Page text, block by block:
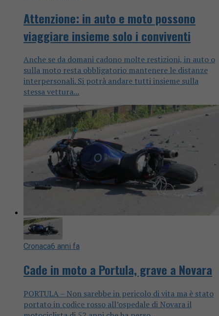
Attenzione: in auto e moto possono
viaggiare insieme solo i conviventi
Anche se da domani cadono molte restizioni, in auto o
sulla moto resta obbligatorio mantenere le distanze
interpersonali. Si potrà andare tutti insieme sulla
stessa vettura...
Cronaca6 anni fa
Cade in moto a Portula, grave a Novara
PORTULA – Non sarebbe in pericolo di vita ma è stato
portato in codice rosso all’ospedale di Novara il